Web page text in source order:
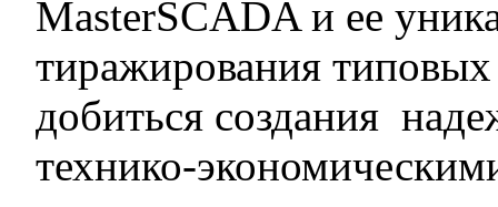
MasterSCADA и ее
тиражирования
добиться создания
технико-